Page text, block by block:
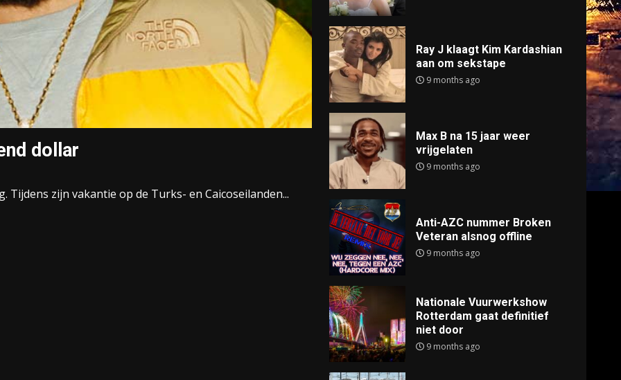
dollar
zijn vakantie op de Turks- en Caicoseilanden...
Ray J klaagt Kim Kardashian
aan om sekstape
9 months ago
Max B na 15 jaar weer
vrijgelaten
9 months ago
Anti-AZC nummer Broken
Veteran alsnog offline
9 months ago
Nationale Vuurwerkshow
Rotterdam gaat definitief
niet door
9 months ago